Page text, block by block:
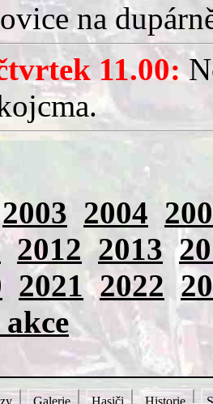
na
11.00:
2003 2004
2012 2013
2021 2022
Galerie Hasiči Historie